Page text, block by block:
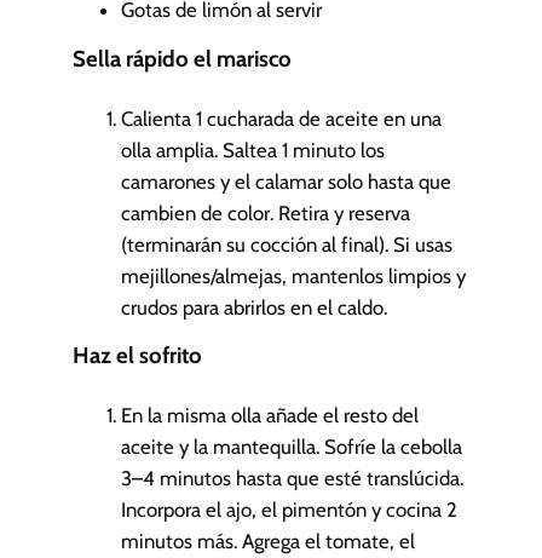
Gotas de limón al servir
Sella rápido el marisco
Calienta 1 cucharada de aceite en una
olla amplia. Saltea 1 minuto los
camarones y el calamar solo hasta que
cambien de color. Retira y reserva
(terminarán su cocción al final). Si usas
mejillones/almejas, mantenlos limpios y
crudos para abrirlos en el caldo.
Haz el sofrito
En la misma olla añade el resto del
aceite y la mantequilla. Sofríe la cebolla
3–4 minutos hasta que esté translúcida.
Incorpora el ajo, el pimentón y cocina 2
minutos más. Agrega el tomate, el